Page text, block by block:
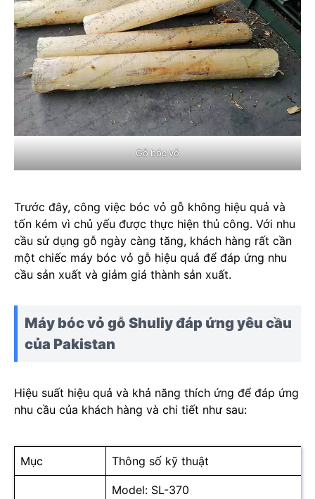
Gỗ bóc vỏ
Trước đây, công việc bóc vỏ gỗ không hiệu quả và
tốn kém vì chủ yếu được thực hiện thủ công. Với nhu
cầu sử dụng gỗ ngày càng tăng, khách hàng rất cần
một chiếc máy bóc vỏ gỗ hiệu quả để đáp ứng nhu
cầu sản xuất và giảm giá thành sản xuất.
Máy bóc vỏ gỗ Shuliy đáp ứng yêu cầu
của Pakistan
Hiệu suất hiệu quả và khả năng thích ứng để đáp ứng
nhu cầu của khách hàng và chi tiết như sau:
Mục Thông số kỹ thuật
Model: SL-370